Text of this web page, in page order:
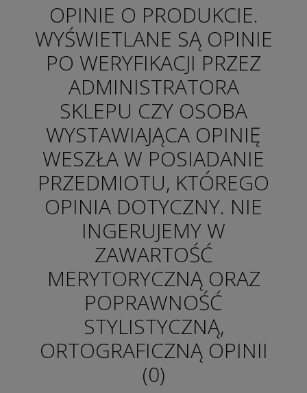
OPINIE O PRODUKCIE.
WYŚWIETLANE SĄ OPINIE
PO WERYFIKACJI PRZEZ
ADMINISTRATORA
SKLEPU CZY OSOBA
WYSTAWIAJĄCA OPINIĘ
WESZŁA W POSIADANIE
PRZEDMIOTU, KTÓREGO
OPINIA DOTYCZNY. NIE
INGERUJEMY W
ZAWARTOŚĆ
MERYTORYCZNĄ ORAZ
POPRAWNOŚĆ
STYLISTYCZNĄ,
ORTOGRAFICZNĄ OPINII
(0)